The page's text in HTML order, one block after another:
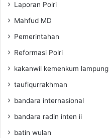
Laporan Polri
Mahfud MD
Pemerintahan
Reformasi Polri
kakanwil kemenkum lampung
taufiqurrakhman
bandara internasional
bandara radin inten ii
batin wulan